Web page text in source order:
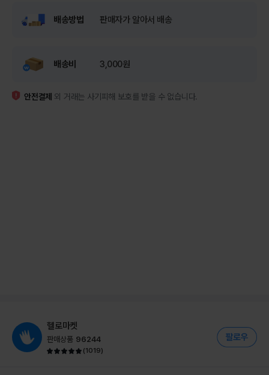
배송방법 판매자가 알아서 배송
배송비 3,000원
안전결제 외 거래는 사기피해 보호를 받을 수 없습니다.
헬로마켓
판매상품 96244
(1019)